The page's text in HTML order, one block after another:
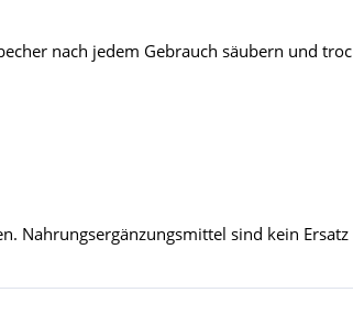
nach jedem Gebrauch säubern und
Nahrungsergänzungsmittel sind kein